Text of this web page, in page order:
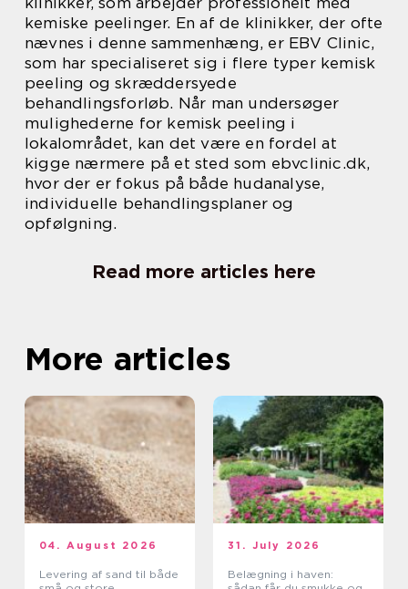
kemiske peelinger. En af de klinikker, der ofte
nævnes i denne sammenhæng, er EBV Clinic,
som har specialiseret sig i flere typer kemisk
peeling og skræddersyede
behandlingsforløb. Når man undersøger
mulighederne for kemisk peeling i
lokalområdet, kan det være en fordel at
kigge nærmere på et sted som ebvclinic.dk,
hvor der er fokus på både hudanalyse,
individuelle behandlingsplaner og
opfølgning.
Read more articles here
More articles
04. August 2026
Levering af sand til både
31. July 2026
Belægning i haven: